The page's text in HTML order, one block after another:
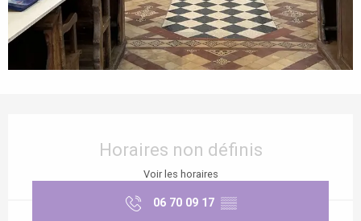
Horaires non définis
Voir les horaires
06 70 09 17 ▒▒